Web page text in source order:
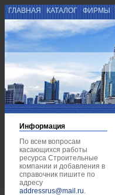
ГЛАВНАЯ КАТАЛОГ ФИРМЫ
Информация
По всем вопросам
касающихся работы
ресурса Строительные
компании и добавления в
справочник пишите по
адресу
addressrus@mail.ru.